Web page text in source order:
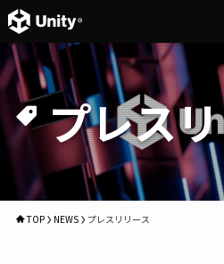
プレス
TOP NEWS プレスリリース